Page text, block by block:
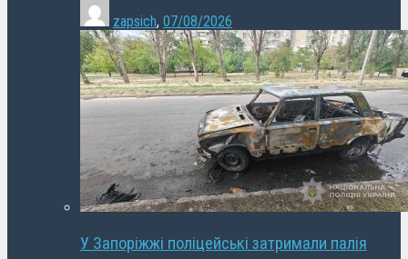
zapsich, 07/08/2026
У Запоріжжі поліцейські затримали палія